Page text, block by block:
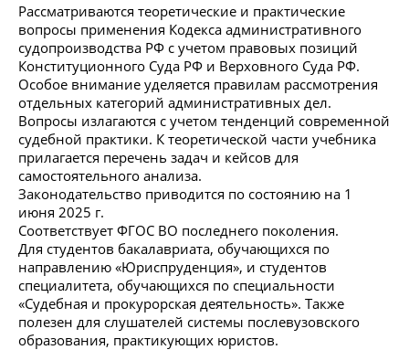
Рассматриваются теоретические и практические
вопросы применения Кодекса административного
судопроизводства РФ с учетом правовых позиций
Конституционного Суда РФ и Верховного Суда РФ.
Особое внимание уделяется правилам рассмотрения
отдельных категорий административных дел.
Вопросы излагаются с учетом тенденций современной
судебной практики. К теоретической части учебника
прилагается перечень задач и кейсов для
самостоятельного анализа.
Законодательство приводится по состоянию на 1
июня 2025 г.
Соответствует ФГОС ВО последнего поколения.
Для студентов бакалавриата, обучающихся по
направлению «Юриспруденция», и студентов
специалитета, обучающихся по специальности
«Судебная и прокурорская деятельность». Также
полезен для слушателей системы послевузовского
образования, практикующих юристов.